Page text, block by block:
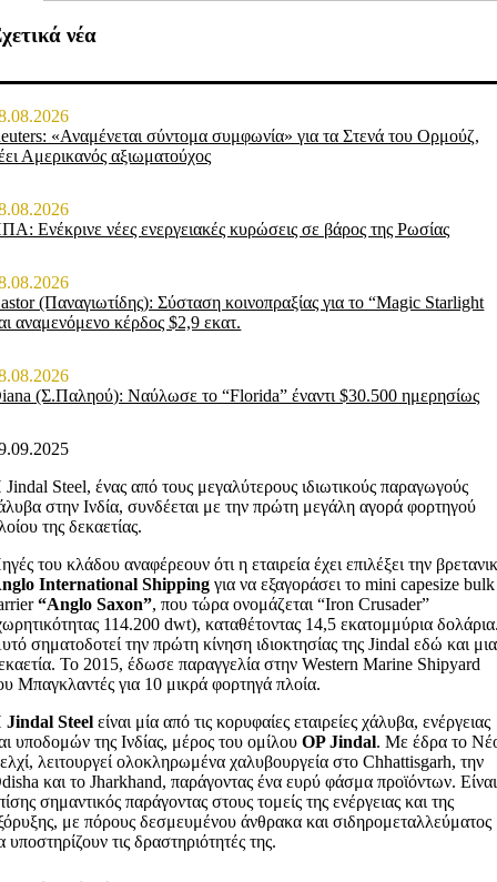
νέα
«Αναμένεται σύντομα συμφωνία» για τα Στενά του Ορμούζ,
Αμερικανός αξιωματούχος
Ενέκρινε νέες ενεργειακές κυρώσεις σε βάρος της Ρωσίας
(Παναγιωτίδης): Σύσταση κοινοπραξίας για το “Magic Starlight
αναμενόμενο κέρδος $2,9 εκατ.
(Σ.Παληού): Ναύλωσε το “Florida” έναντι $30.500 ημερησίως
Steel, ένας από τους μεγαλύτερους ιδιωτικούς παραγωγούς
στην Ινδία, συνδέεται με την πρώτη μεγάλη αγορά φορτηγού
της δεκαετίας.
του κλάδου αναφέρεουν ότι η εταιρεία έχει επιλέξει την
International Shipping για να εξαγοράσει το mini capesize bulk
“Anglo Saxon”, που τώρα ονομάζεται “Iron Crusader”
114.200 dwt), καταθέτοντας 14,5 εκατομμύρια
σηματοδοτεί την πρώτη κίνηση ιδιοκτησίας της Jindal εδώ και μια
Το 2015, έδωσε παραγγελία στην Western Marine Shipyard
Μπαγκλαντές για 10 μικρά φορτηγά πλοία.
Jindal Steel είναι μία από τις κορυφαίες εταιρείες χάλυβα, ενέργειας
υποδομών της Ινδίας, μέρος του ομίλουOP Jindal. Με έδρα το
λειτουργεί ολοκληρωμένα χαλυβουργεία στο Chhattisgarh, την
και το Jharkhand, παράγοντας ένα ευρύ φάσμα προϊόντων. Είναι
σημαντικός παράγοντας στους τομείς της ενέργειας και της
με πόρους δεσμευμένου άνθρακα και σιδηρομεταλλεύματος
υποστηρίζουν τις δραστηριότητές της.